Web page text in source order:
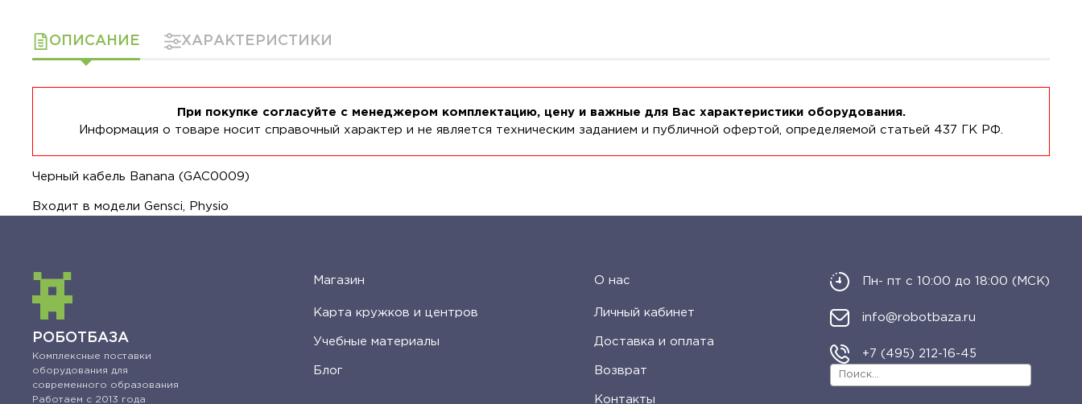
ОПИСАНИЕ ХАРАКТЕРИСТИКИ
При покупке согласуйте с менеджером комплектацию, цену и важные для Вас характеристики оборудования.
Информация о товаре носит справочный характер и не является техническим заданием и публичной офертой, определяемой статьей 437 ГК РФ.
Черный кабель Banana (GAC0009)
Входит в модели Gensci, Physio
РОБОТБАЗА
Комплексные поставки
оборудования для
современного образования
Работаем с 2013 года
Магазин
Карта кружков и центров
Учебные материалы
Блог
О нас
Личный кабинет
Доставка и оплата
Возврат
Контакты
Пн- пт с 10:00 до 18:00 (МСК)
info@robotbaza.ru
+7 (495) 212-16-45